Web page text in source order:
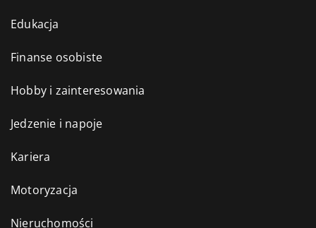
Edukacja
Finanse osobiste
Hobby i zainteresowania
Jedzenie i napoje
Kariera
Motoryzacja
Nieruchomości